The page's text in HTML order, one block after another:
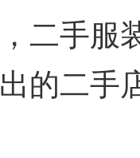
手服
的二手